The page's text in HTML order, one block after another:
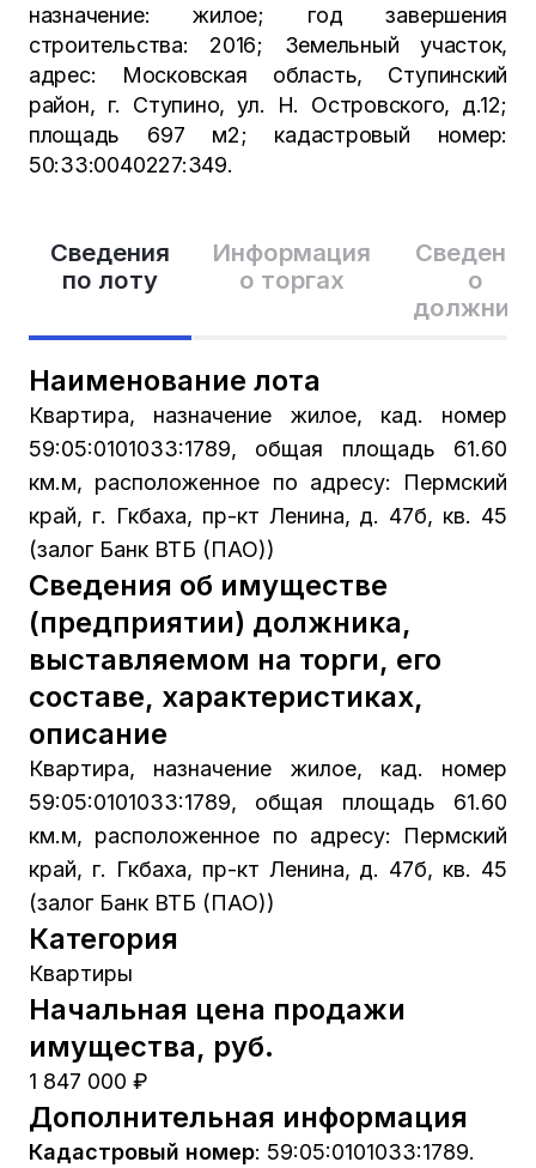
Сведения
по лоту
Информация
о торгах
Сведения
о
Наименование лота
Квартира, назначение жилое, кад. номер
59:05:0101033:1789, общая площадь 61.60
км.м, расположенное по адресу: Пермский
край, г. Гкбаха, пр-кт Ленина, д. 47б, кв. 45
(залог Банк ВТБ (ПАО))
Сведения об имуществе
(предприятии) должника,
выставляемом на торги, его
составе, характеристиках,
описание
Квартира, назначение жилое, кад. номер
59:05:0101033:1789, общая площадь 61.60
км.м, расположенное по адресу: Пермский
край, г. Гкбаха, пр-кт Ленина, д. 47б, кв. 45
(залог Банк ВТБ (ПАО))
Категория
Квартиры
Начальная цена продажи
имущества, руб.
1 847 000 ₽
Дополнительная информация
Кадастровый номер: 59:05:0101033:1789.
назначение: жилое; год завершения
строительства: 2016; Земельный участок,
адрес: Московская область, Ступинский
район, г. Ступино, ул. Н. Островского, д.12;
площадь 697 м2; кадастровый номер:
50:33:0040227:349.